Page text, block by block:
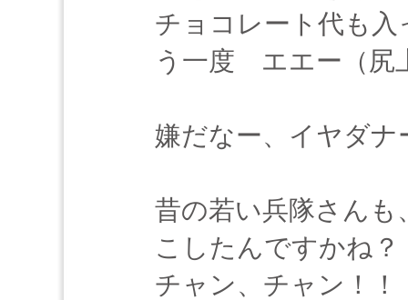
チョコレート代も
う一度 エエー（尻
嫌だなー、イヤダナ
昔の若い兵隊さん
こしたんですかね？
チャン、チャン！！